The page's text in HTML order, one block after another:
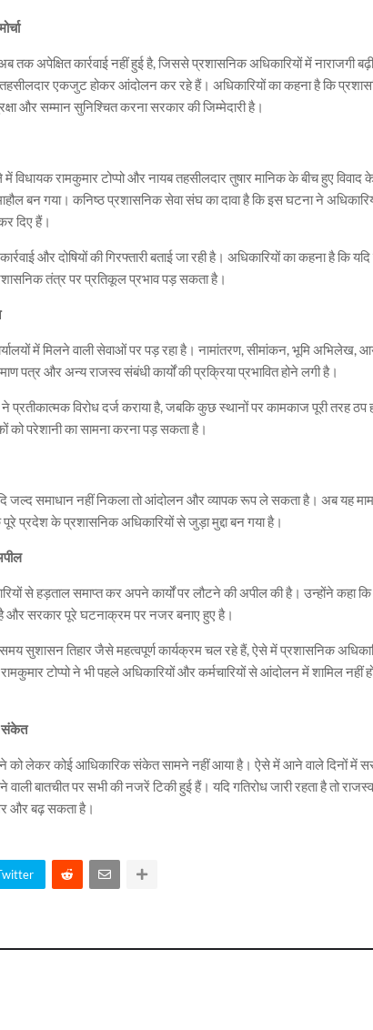
अपेक्षित कार्रवाई नहीं हुई है, जिससे प्रशासनिक अधिकारियों में नाराजगी
एकजुट होकर आंदोलन कर रहे हैं। अधिकारियों का कहना है कि
और सम्मान सुनिश्चित करना सरकार की जिम्मेदारी है।
रामकुमार टोप्पो और नायब तहसीलदार तुषार मानिक के बीच हुए विवाद
बन गया। कनिष्ठ प्रशासनिक सेवा संघ का दावा है कि इस घटना ने
दिए हैं।
और दोषियों की गिरफ्तारी बताई जा रही है। अधिकारियों का कहना है कि
तंत्र पर प्रतिकूल प्रभाव पड़ सकता है।
में मिलने वाली सेवाओं पर पड़ रहा है। नामांतरण, सीमांकन, भूमि अभिलेख,
पत्र और अन्य राजस्व संबंधी कार्यों की प्रक्रिया प्रभावित होने लगी है।
प्रतीकात्मक विरोध दर्ज कराया है, जबकि कुछ स्थानों पर कामकाज पूरी तरह ठप
को परेशानी का सामना करना पड़ सकता है।
जल्द समाधान नहीं निकला तो आंदोलन और व्यापक रूप ले सकता है। अब यह
प्रदेश के प्रशासनिक अधिकारियों से जुड़ा मुद्दा बन गया है।
से हड़ताल समाप्त कर अपने कार्यों पर लौटने की अपील की है। उन्होंने कहा
है और सरकार पूरे घटनाक्रम पर नजर बनाए हुए है।
सुशासन तिहार जैसे महत्वपूर्ण कार्यक्रम चल रहे हैं, ऐसे में प्रशासनिक
रामकुमार टोप्पोने भी पहले अधिकारियों और कर्मचारियों से आंदोलन में शामिल नहीं
संकेत
को लेकर कोई आधिकारिक संकेत सामने नहीं आया है। ऐसे में आने वाले दिनों में
वाली बातचीत पर सभी की नजरें टिकी हुई हैं। यदि गतिरोध जारी रहता है तो
और बढ़ सकता है।